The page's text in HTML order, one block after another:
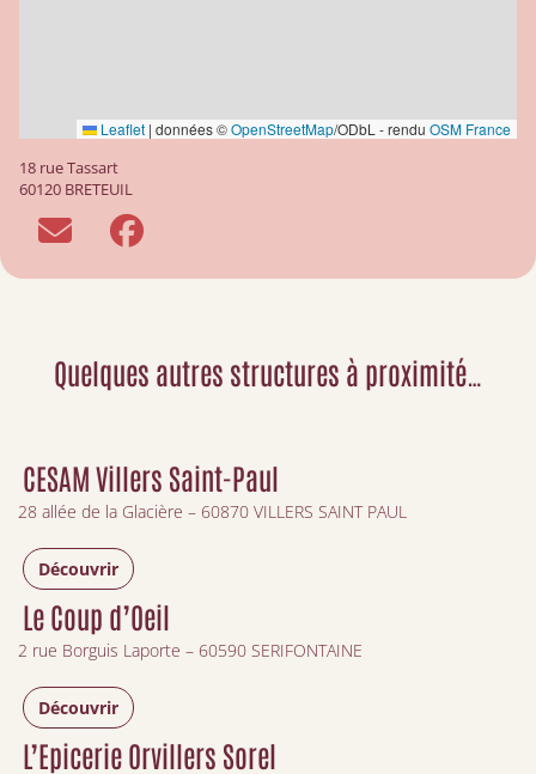
Leaflet | données ©OpenStreetMap/ODbL - rendu OSM France
18 rue Tassart
60120 BRETEUIL
Quelques autres structures à proximité…
CESAM Villers Saint-Paul
28 allée de la Glacière – 60870 VILLERS SAINT PAUL
Découvrir
Le Coup d’Oeil
2 rue Borguis Laporte – 60590 SERIFONTAINE
Découvrir
L’Epicerie Orvillers Sorel